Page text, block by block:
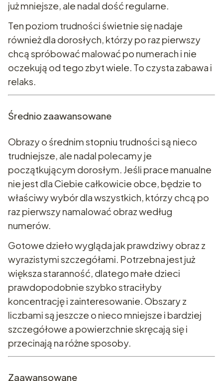
już mniejsze, ale nadal dość regularne.
Ten poziom trudności świetnie się nadaje
również dla dorosłych, którzy po raz pierwszy
chcą spróbować malować po numerach i nie
oczekują od tego zbyt wiele. To czysta zabawa i
relaks.
Średnio zaawansowane
Obrazy o średnim stopniu trudności są nieco
trudniejsze, ale nadal polecamy je
początkującym dorosłym. Jeśli prace manualne
nie jest dla Ciebie całkowicie obce, będzie to
właściwy wybór dla wszystkich, którzy chcą po
raz pierwszy namalować obraz według
numerów.
Gotowe dzieło wygląda jak prawdziwy obraz z
wyrazistymi szczegółami. Potrzebna jest już
większa staranność, dlatego małe dzieci
prawdopodobnie szybko straciłyby
koncentrację i zainteresowanie. Obszary z
liczbami są jeszcze o nieco mniejsze i bardziej
szczegółowe a powierzchnie skręcają się i
przecinają na różne sposoby.
Zaawansowane